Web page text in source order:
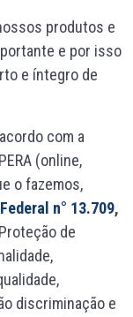
produtos e
e por isso
e íntegro de
com a
(online,
o fazemos,
n° 13.709,
de
discriminação e